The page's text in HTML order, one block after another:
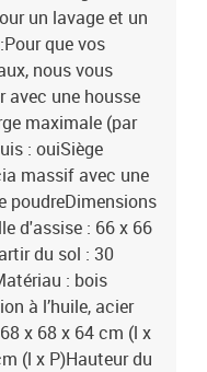
un lavage et un
que vos
nous vous
avec une housse
maximale (par
: ouiSiège
massif avec une
poudreDimensions
d'assise : 66 x 66
du sol : 30
: bois
à l’huile, acier
x 68 x 64 cm (l x
(l x P)Hauteur du